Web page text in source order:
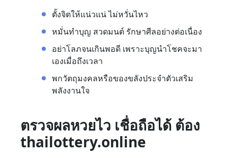
ตั้งจิตให้แน่วแน่ ไม่หวั่นไหว
หมั่นทำบุญ สวดมนต์ รักษาศีลอย่างต่อเนื่อง
อย่าโลภจนเกินพอดี เพราะบุญนำโชคจะมา
เองเมื่อถึงเวลา
พกวัตถุมงคลหรือของขลังประจำตัวเสริม
พลังงานใจ
ตรวจผลหวยไว เชื่อถือได้ ต้อง
thailottery.online